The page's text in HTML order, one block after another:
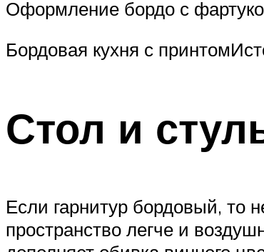
Оформление бордо с
Бордовая кухня с
Стол и
Если гарнитур бордовый, то
пространство легче и